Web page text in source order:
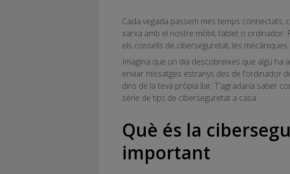
Cada vegada passem més temps
xarxa amb el nostre mòbil, tablet o ordinador.
els consells de ciberseguretat, les
Imagina que un dia descobreixes que algú
enviar missatges estranys des de l'ordinador
dins de la teva pròpia llar. T'agradaria saber
sèrie de tips de ciberseguretat a casa.
Què és la
important